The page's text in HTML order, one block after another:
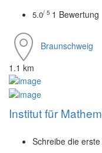
5.0/ 5 1 Bewertung
Braunschweig
1.1 km
Institut für
Schreibe die